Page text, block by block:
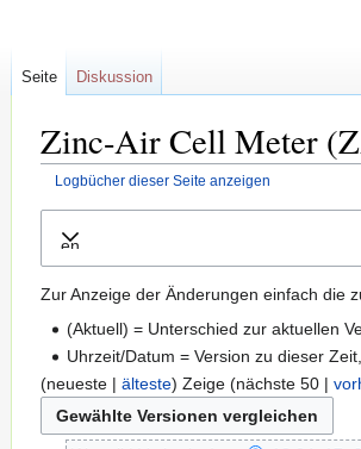
Zinc-Air Cell Meter
Logbücher dieser Seite anzeigen
Navigation
Suche
Ausklappen
Zur Anzeige der Änderungen einfach die
(Aktuell) = Unterschied zur aktuellen
Uhrzeit/Datum = Version zu dieser
(neueste | älteste) Zeige (nächste 50 |
Seite Diskussion